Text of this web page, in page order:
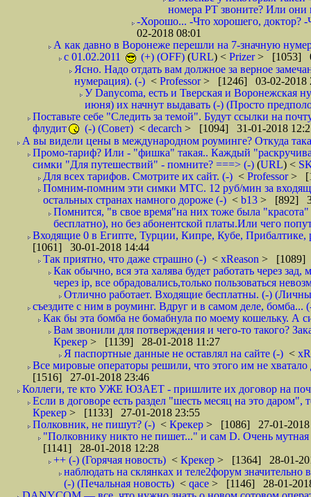
номера РТ звоните? Или они
-Хорошо... -Что хорошего, доктор?
02-2018 08:01
А как давно в Воронеже перешли на 7-значную
с 01.02.2011
(+) (OFF) (URL) < Prizer> [1053]
Ясно. Надо отдать вам должное за верное
нумерация). (-) < Professor> [1246] 03-02-2018
У Danycoma, есть и Тверская и Воронежская
июня) их начнут выдавать (-) (Просто
Поставьте себе "Следить за темой". Будут ссылки на
флудит
(-) (Совет) < decarch > [1094] 31-01-2018
А вы видели цены в международном роуминге? Откуда
Промо-тариф? Или - "фишка" такая.. Каждый
симки "Для путешествий" - помните? ===> (-) (URL) <
Для всех тарифов. Смотрите их сайт. (-) < Professor>
Помним-помним эти симки МТС. 12 руб/мин за
остальных странах намного дороже (-) < b13 > [892]
Помнится, "в свое время"на них тоже была
бесплатно), но без абонентской платы.Или чего
Входящие 0 в Египте, Турции, Кипре, Кубе,
[1061] 30-01-2018 14:44
Так приятно, что даже страшно (-) < xReason > [1089]
Как обычно, вся эта халява будет работать через
через ip, все обрадовались,только пользоваться
Отлично работает. Входящие бесплатны. (-)
съездите с ним в роуминг. Вдруг и в самом деле, бомба...
Как бы эта бомба не бомабнула по моему кошельку. А
Вам звонили для потверждения и чего-то такого?
Крекер > [1139] 28-01-2018 11:27
Я паспортные данные не оставлял на сайте (-) <
Все мировые операторы решили, что этого им не
[1516] 27-01-2018 23:46
Коллеги, те кто УЖЕ ЮЗАЕТ - пришлите их договор на
Если в договоре есть раздел "шесть месяц на это даром",
Крекер > [1133] 27-01-2018 23:55
Полковник, не пишут? (-) < Крекер > [1086] 27-01-2018
"Полковнику никто не пишет..." и сам D. Очень
[1141] 28-01-2018 12:28
++ (-) (Горячая новость) < Крекер > [1364] 28-01-
наблюдать на склянках и теле2форум
(-) (Печальная новость) < qace > [1146] 28-01-